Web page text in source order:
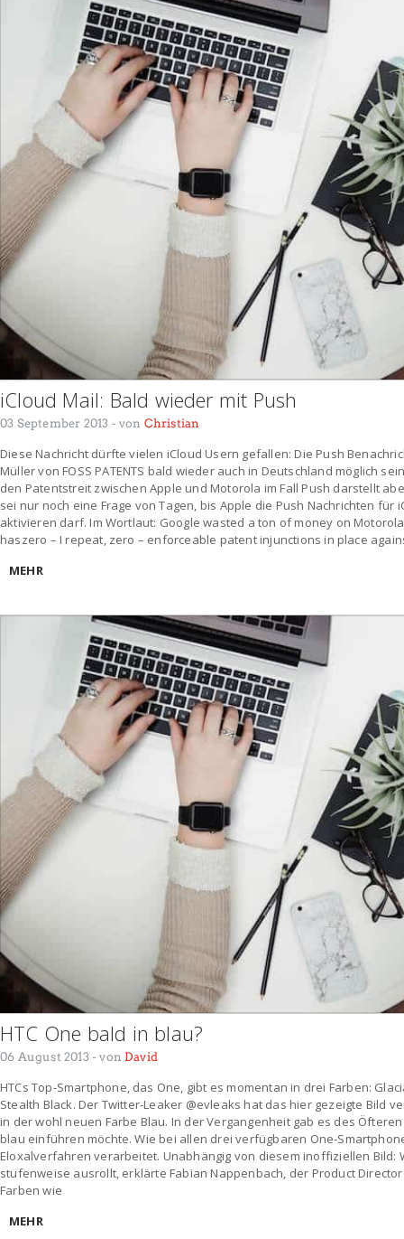
iCloud Mail: Bald wieder mit Push
03 September 2013 - von Christian
Diese Nachricht dürfte vielen iCloud Usern gefallen: Die Push
Müller von FOSS PATENTS bald wieder auch in Deutschland möglich
den Patentstreit zwischen Apple und Motorola im Fall Push darstellt
sei nur noch eine Frage von Tagen, bis Apple die Push Nachrichten für
aktivieren darf. Im Wortlaut: Google wasted a ton of money on
haszero – I repeat, zero – enforceable patent injunctions in place
MEHR
HTC One bald in blau?
06 August 2013 - von David
HTCs Top-Smartphone, das One, gibt es momentan in drei Farben:
Stealth Black. Der Twitter-Leaker @evleaks hat das hier gezeigte Bild
in der wohl neuen Farbe Blau. In der Vergangenheit gab es des
blau einführen möchte. Wie bei allen drei verfügbaren One-
Eloxalverfahren verarbeitet. Unabhängig von diesem inoffiziellen Bild:
stufenweise ausrollt, erklärte Fabian Nappenbach, der Product Director
Farben wie
MEHR